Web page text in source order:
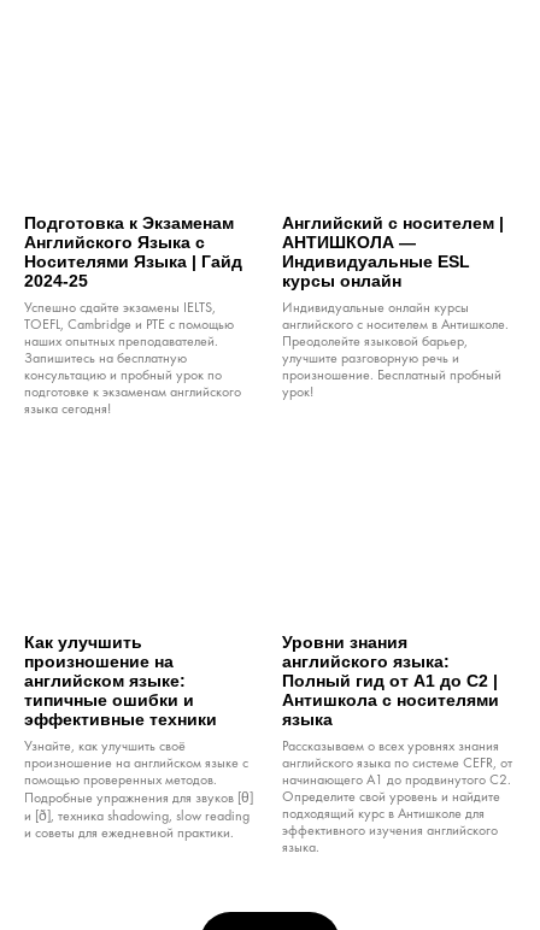
Подготовка к Экзаменам
Английского Языка с
Носителями Языка | Гайд
2024-25
Успешно сдайте экзамены IELTS,
TOEFL, Cambridge и PTE с помощью
наших опытных преподавателей.
Запишитесь на бесплатную
консультацию и пробный урок по
подготовке к экзаменам английского
языка сегодня!
Английский с носителем |
АНТИШКОЛА —
Индивидуальные ESL
курсы онлайн
Индивидуальные онлайн курсы
английского с носителем в Антишколе.
Преодолейте языковой барьер,
улучшите разговорную речь и
произношение. Бесплатный пробный
урок!
Как улучшить
произношение на
английском языке:
типичные ошибки и
эффективные техники
Узнайте, как улучшить своё
произношение на английском языке с
помощью проверенных методов.
Подробные упражнения для звуков [θ]
и [ð], техника shadowing, slow reading
и советы для ежедневной практики.
Уровни знания
английского языка:
Полный гид от A1 до C2 |
Антишкола c носителями
языка
Рассказываем о всех уровнях знания
английского языка по системе CEFR, от
начинающего A1 до продвинутого C2.
Определите свой уровень и найдите
подходящий курс в Антишколе для
эффективного изучения английского
языка.